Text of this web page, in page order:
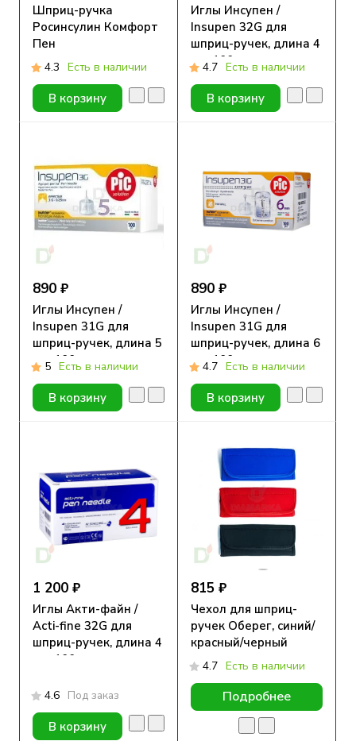
Шприц-ручка
Росинсулин Комфорт
Пен
4.3 Есть в наличии
В корзину
Иглы Инсупен /
Insupen 32G для
шприц-ручек, длина 4
мм, 100 шт.
4.7 Есть в наличии
В корзину
890 ₽
Иглы Инсупен /
Insupen 31G для
шприц-ручек, длина 5
мм, 100 шт.
5 Есть в наличии
В корзину
890 ₽
Иглы Инсупен /
Insupen 31G для
шприц-ручек, длина 6
мм, 100 шт.
4.7 Есть в наличии
В корзину
1 200 ₽
Иглы Акти-файн /
Acti-fine 32G для
шприц-ручек, длина 4
мм, 100 шт.
4.6 Под заказ
В корзину
815 ₽
Чехол для шприц-
ручек Оберег, синий/
красный/черный
4.7 Есть в наличии
Подробнее